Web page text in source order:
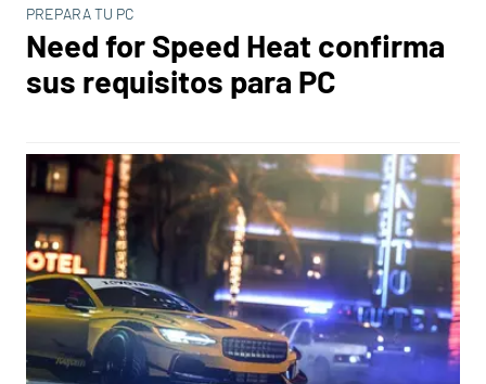
PREPARA TU PC
Need for Speed Heat confirma
sus requisitos para PC